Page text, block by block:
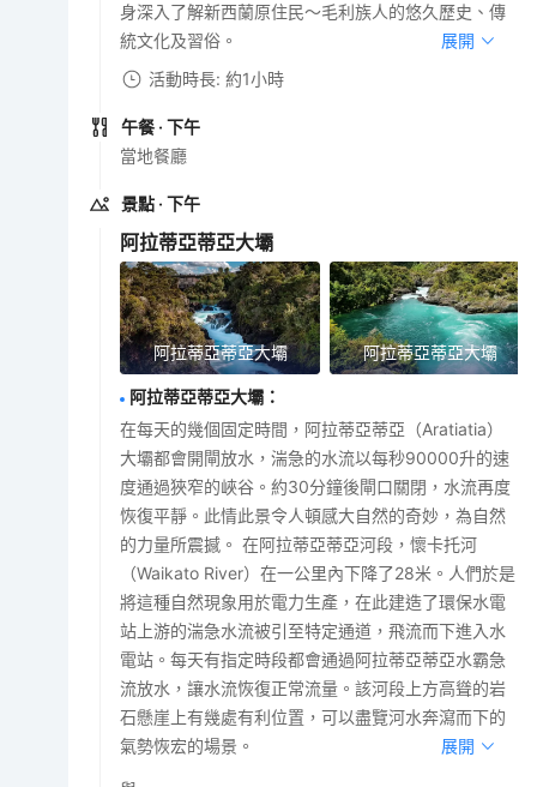
身深入了解新西蘭原住民～毛利族人的悠久歷史、傳
統文化及習俗。
展開
活動時長: 約1小時
午餐 · 下午
當地餐廳
景點 · 下午
阿拉蒂亞蒂亞大壩
阿拉蒂亞蒂亞大壩 阿拉蒂亞蒂亞大壩
阿拉蒂亞蒂亞大壩 ：
在每天的幾個固定時間，阿拉蒂亞蒂亞（Aratiatia）
大壩都會開閘放水，湍急的水流以每秒90000升的速
度通過狹窄的峽谷。約30分鐘後閘口關閉，水流再度
恢復平靜。此情此景令人頓感大自然的奇妙，為自然
的力量所震撼。 在阿拉蒂亞蒂亞河段，懷卡托河
（Waikato River）在一公里內下降了28米。人們於是
將這種自然現象用於電力生產，在此建造了環保水電
站上游的湍急水流被引至特定通道，飛流而下進入水
電站。每天有指定時段都會通過阿拉蒂亞蒂亞水霸急
流放水，讓水流恢復正常流量。該河段上方高聳的岩
石懸崖上有幾處有利位置，可以盡覽河水奔瀉而下的
氣勢恢宏的場景。
展開